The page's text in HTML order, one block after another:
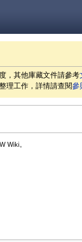
，其他庫藏文件請參考
理工作，詳情請查閱參
Wiki。